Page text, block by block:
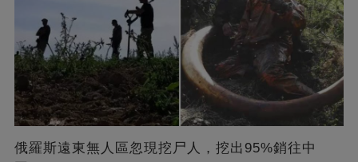
俄羅斯遠東無人區忽現挖尸人，挖出95%銷往中